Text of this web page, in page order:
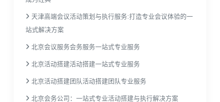
天津高端会议活动策划与执行服务:打造专业会议体验的一
站式解决方案
北京会议服务会务服务一站式专业服务
北京活动搭建活动搭建一站式专业服务
北京活动搭建团队活动搭建团队专业服务
北京会务公司：一站式专业活动搭建与执行解决方案